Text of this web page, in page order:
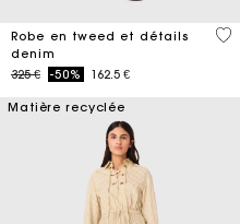
Robe en tweed et détails
denim
Price reduced from
325 €to-50% 162.5 €
5
Matière recyclée